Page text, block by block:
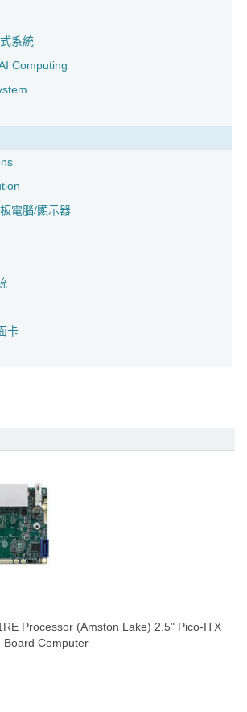
系統
Computing
電腦/顯示器
卡
Processor (Amston Lake) 2.5" Pico-ITX
Board Computer